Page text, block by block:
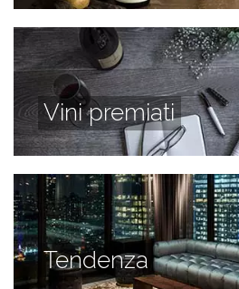
Vini premiati
Tendenza